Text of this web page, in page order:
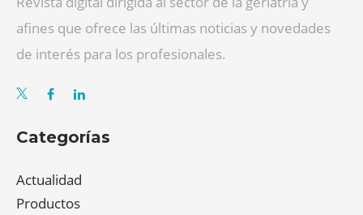
afines que ofrece las últimas noticias y novedades
de interés para los profesionales.
Categorías
Actualidad
Productos